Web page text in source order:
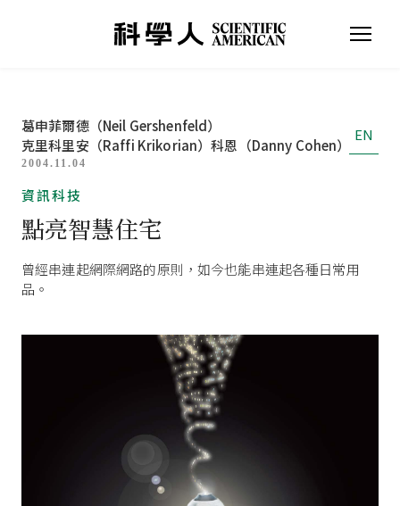
葛申菲爾德（Neil Gershenfeld）
克里科里安（Raffi Krikorian）科恩（Danny Cohen）
2004.11.04
EN
資訊科技
點亮智慧住宅
曾經串連起網際網路的原則，如今也能串連起各種日常用
品。